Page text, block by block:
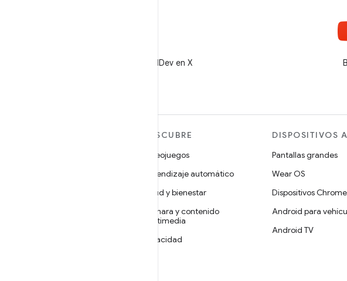
Sigue a @AndroidDev en X
DESCUBRE
Videojuegos
Aprendizaje automático
Salud y bienestar
Cámara y contenido
multimedia
Privacidad
DISPOSITIVOS
Pantallas grandes
Wear OS
Dispositivos
Android para
Android TV